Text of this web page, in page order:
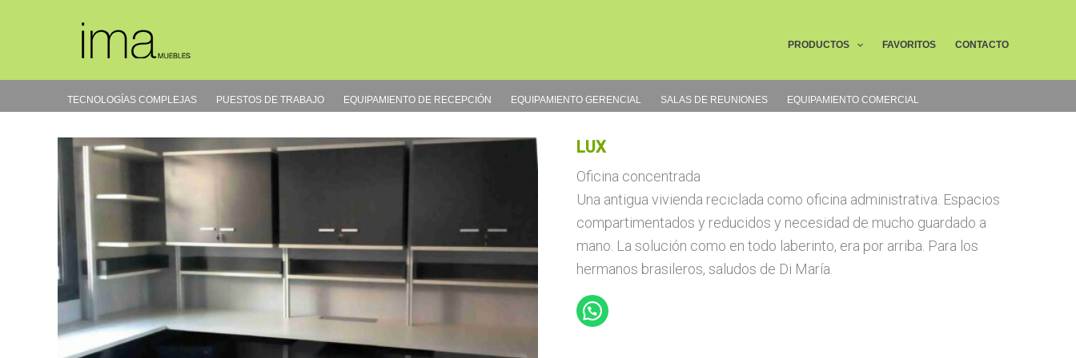
PRODUCTOS FAVORITOS CONTACTO
TECNOLOGÍAS COMPLEJAS PUESTOS DE TRABAJO EQUIPAMIENTO DE RECEPCIÓN EQUIPAMIENTO GERENCIAL SALAS DE REUNIONES EQUIPAMIENTO COMERCIAL
LUX
Oficina concentrada
Una antigua vivienda reciclada como oficina administrativa. Espacios
compartimentados y reducidos y necesidad de mucho guardado a
mano. La solución como en todo laberinto, era por arriba. Para los
hermanos brasileros, saludos de Di María.